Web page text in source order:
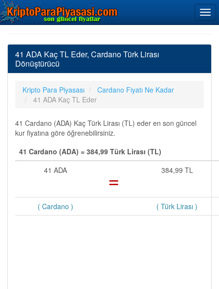
41 ADA Kaç TL Eder, Cardano Türk Lirası
Dönüştürücü
Kripto Para Piyasası
Cardano Fiyatı Ne Kadar
41 ADA Kaç TL Eder
41 Cardano (ADA) Kaç Türk Lirası (TL) eder en son güncel
kur fiyatına göre öğrenebilirsiniz.
41 Cardano (ADA) = 384,99 Türk Lirası (TL)
41 ADA
= 384,99 TL
( Cardano ) ( Türk Lirası )